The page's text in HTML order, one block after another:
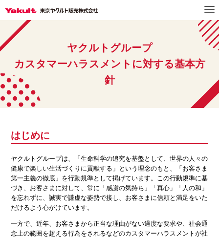
ヤクルトグループ
カスタマーハラスメントに対する基本方
針
はじめに
ヤクルトグループは、「生命科学の追究を基盤として、世界の人々の
健康で楽しい生活づくりに貢献する」という理念のもと、「お客さま
第一主義の徹底」を行動規準として掲げています。この行動規準に基
づき、お客さまに対して、常に「感謝の気持ち」「真心」「人の和」
を忘れずに、誠実で謙虚な姿勢で接し、お客さまに信頼と満足をいた
だけるよう心がけています。
一方で、近年、お客さまから正当な理由がない過度な要求や、社会通
念上の範囲を超える行為をされるなどのカスタマーハラスメントが社